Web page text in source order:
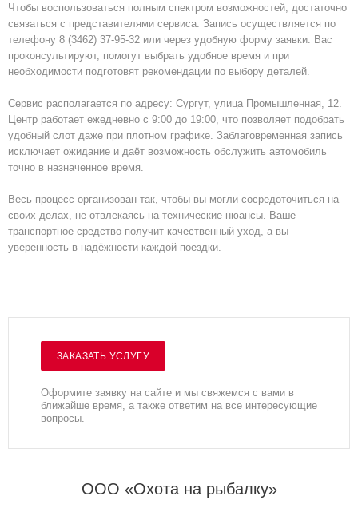
Чтобы воспользоваться полным спектром возможностей, достаточно
связаться с представителями сервиса. Запись осуществляется по
телефону 8 (3462) 37‑95‑32 или через удобную форму заявки. Вас
проконсультируют, помогут выбрать удобное время и при
необходимости подготовят рекомендации по выбору деталей.
Сервис располагается по адресу: Сургут, улица Промышленная, 12.
Центр работает ежедневно с 9:00 до 19:00, что позволяет подобрать
удобный слот даже при плотном графике. Заблаговременная запись
исключает ожидание и даёт возможность обслужить автомобиль
точно в назначенное время.
Весь процесс организован так, чтобы вы могли сосредоточиться на
своих делах, не отвлекаясь на технические нюансы. Ваше
транспортное средство получит качественный уход, а вы —
уверенность в надёжности каждой поездки.
ЗАКАЗАТЬ УСЛУГУ
Оформите заявку на сайте и мы свяжемся с вами в
ближайше время, а также ответим на все интересующие
вопросы.
ООО «Охота на рыбалку»